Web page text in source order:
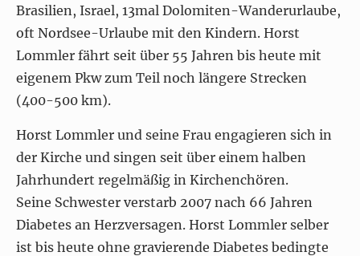
Brasilien, Israel, 13mal Dolomiten-Wanderurlaube,
oft Nordsee-Urlaube mit den Kindern. Horst
Lommler fährt seit über 55 Jahren bis heute mit
eigenem Pkw zum Teil noch längere Strecken
(400-500 km).
Horst Lommler und seine Frau engagieren sich in
der Kirche und singen seit über einem halben
Jahrhundert regelmäßig in Kirchenchören.
Seine Schwester verstarb 2007 nach 66 Jahren
Diabetes an Herzversagen. Horst Lommler selber
ist bis heute ohne gravierende Diabetes bedingte